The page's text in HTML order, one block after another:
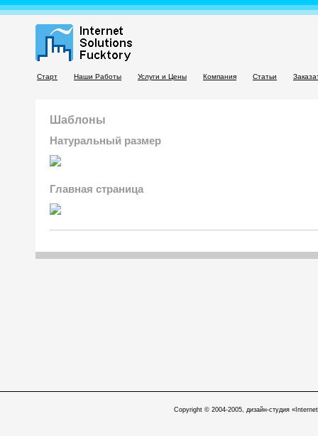
Старт Наши Работы Услуги и Цены Компания Статьи
Шаблоны
Натуральный размер
Главная страница
Copyright © 2004-2005, дизайн-студия